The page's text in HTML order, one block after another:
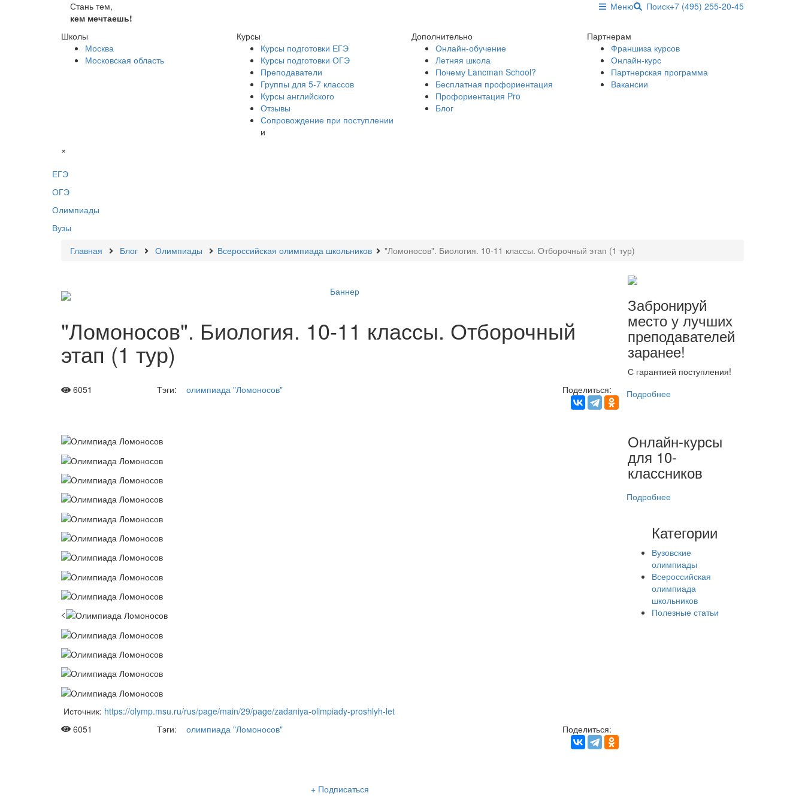
Стань тем,
кем мечтаешь!
+7 (495) 255-20-45
Поиск
Меню
Школы
Москва
Московская область
Курсы
Курсы подготовки ЕГЭ
Курсы подготовки ОГЭ
Преподаватели
Группы для 5-7 классов
Курсы английского
Отзывы
Сопровождение при поступлении
и
Дополнительно
Онлайн-обучение
Летняя школа
Почему Lancman School?
Бесплатная профориентация
Профориентация Pro
Блог
Партнерам
Франшиза курсов
Онлайн-курс
Партнерская программа
Вакансии
×
ЕГЭ
ОГЭ
Олимпиады
Вузы
Главная
Блог Олимпиады Всероссийская олимпиада школьников "Ломоносов". Биология. 10-11 классы. Отборочный этап (1 тур)
"Ломоносов". Биология. 10-11 классы. Отборочный
этап (1 тур)
6051 Тэги: олимпиада "Ломоносов" Поделиться:
<
Источник: https://olymp.msu.ru/rus/page/main/29/page/zadaniya-olimpiady-proshlyh-let
6051
Тэги: олимпиада "Ломоносов" Поделиться:
+ Подписаться
Забронируй
место у лучших
преподавателей
заранее!
С гарантией поступления!
Подробнее
Онлайн-курсы
для 10-
классников
Подробнее
Категории
Вузовские
олимпиады
Всероссийская
олимпиада
школьников
Полезные статьи